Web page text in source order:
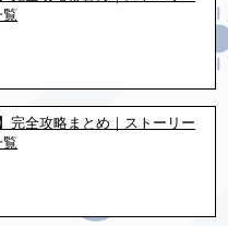
完全攻略まとめ｜ストーリー